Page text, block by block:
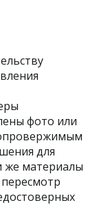
фото или
для
же материалы